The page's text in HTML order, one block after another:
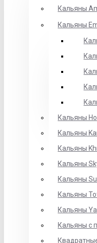
Кальяны
Кальяны
Кальяны
Кальяны
Кальяны
Кальяны
Кальяны
Кальяны
Кальяны
Кальяны с